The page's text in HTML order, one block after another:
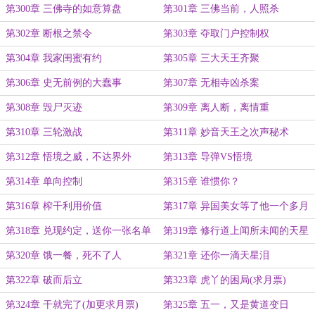
第300章 三佛寺的如意算盘 第301章 三佛当前，人照杀
第302章 断根之禁令 第303章 夺取门户控制权
第304章 我家闺蜜有约 第305章 三大天王齐聚
第306章 史无前例的大蠢事 第307章 无相寺凶杀案
第308章 毁尸灭迹 第309章 离人断，离情重
第310章 三轮激战 第311章 妙音天王之次声秘术
第312章 悟境之威，不达界外 第313章 导弹VS悟境
第314章 单向控制 第315章 谁惯你？
第316章 榨干利用价值 第317章 异国美女等了他一个多月
第318章 兑现约定，送你一张名单 第319章 修行道上闻所未闻的天星
泪
第320章 饿一餐，死不了人 第321章 还你一滴天星泪
第322章 破而后立 第323章 虎丫的困局(求月票)
第324章 干就完了(加更求月票) 第325章 五一，又是黄道变日